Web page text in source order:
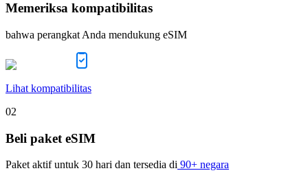
Memeriksa kompatibilitas
bahwa perangkat Anda mendukung eSIM
Lihat kompatibilitas
02
Beli paket eSIM
Paket aktif untuk 30 hari dan tersedia di 90+ negara